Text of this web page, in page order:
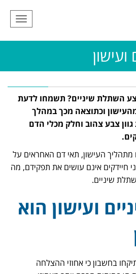
תפריט
השתלת שיניים? תשמחו לדעת
וכתוצאה מכך במהלך
צבע צהוב וחלק מכלי הדם
העישון, תאי דם האחראים על
חיידקים אינם עושים את תפקידם, מה
שיניים.
ועישון הוא
בחשבון כי אחוזי ההצלחה